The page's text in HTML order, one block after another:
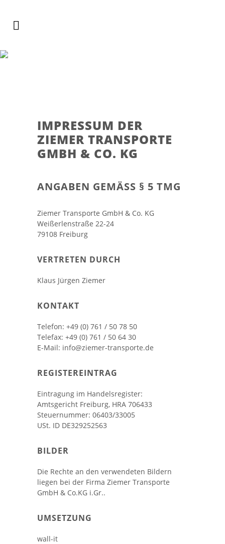
IMPRESSUM DER
ZIEMER TRANSPORTE
GMBH & CO. KG
ANGABEN GEMÄSS § 5 TMG
Ziemer Transporte GmbH & Co. KG
Weißerlenstraße 22-24
79108 Freiburg
VERTRETEN DURCH
Klaus Jürgen Ziemer
KONTAKT
Telefon: +49 (0) 761 / 50 78 50
Telefax: +49 (0) 761 / 50 64 30
E-Mail: info@ziemer-transporte.de
REGISTEREINTRAG
Eintragung im Handelsregister:
Amtsgericht Freiburg, HRA 706433
Steuernummer: 06403/33005
USt. ID DE329252563
BILDER
Die Rechte an den verwendeten Bildern
liegen bei der Firma Ziemer Transporte
GmbH & Co.KG i.Gr..
UMSETZUNG
wall-it